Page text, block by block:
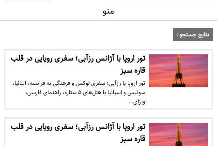
منو
نتایج جستجو :
تور اروپا با آژانس رزآبی؛ سفری رویایی در قلب
قاره سبز
تور اروپا با رزآبی؛ سفری لوکس و فرهنگی به فرانسه، ایتالیا،
سوئیس و اسپانیا با هتل‌های ۵ ستاره، راهنمای فارسی،
ویزای…
تور اروپا با آژانس رزآبی؛ سفری رویایی در قلب
قاره سبز